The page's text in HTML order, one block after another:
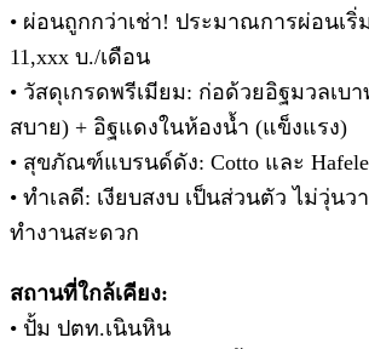
• ผ่อนถูกกว่าเช่า! ประมาณการผ่อนเริ่
11,xxx บ./เดือน
• วัสดุเกรดพรีเมียม: ก่อด้วยอิฐมวลเบ
สบาย) + อิฐแดงในห้องน้ำ (แข็งแรง)
• สุขภัณฑ์แบรนด์ดัง: Cotto และ Hafele
• ทำเลดี: เงียบสงบ เป็นส่วนตัว ไม่วุ่น
ทำงานสะดวก
สถานที่ใกล้เคียง:
• ปั้ม ปตท.เนินหิน